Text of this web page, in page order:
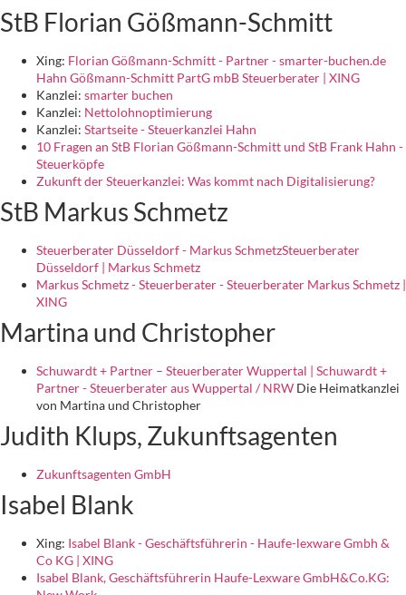
StB Florian Gößmann-Schmitt
Xing: Florian Gößmann-Schmitt - Partner - smarter-buchen.de
Hahn Gößmann-Schmitt PartG mbB Steuerberater | XING
Kanzlei: smarter buchen
Kanzlei: Nettolohnoptimierung
Kanzlei: Startseite - Steuerkanzlei Hahn
10 Fragen an StB Florian Gößmann-Schmitt und StB Frank Hahn -
Steuerköpfe
Zukunft der Steuerkanzlei: Was kommt nach Digitalisierung?
StB Markus Schmetz
Steuerberater Düsseldorf - Markus SchmetzSteuerberater
Düsseldorf | Markus Schmetz
Markus Schmetz - Steuerberater - Steuerberater Markus Schmetz |
XING
Martina und Christopher
Schuwardt + Partner – Steuerberater Wuppertal | Schuwardt +
Partner - Steuerberater aus Wuppertal / NRW Die Heimatkanzlei
von Martina und Christopher
Judith Klups, Zukunftsagenten
Zukunftsagenten GmbH
Isabel Blank
Xing: Isabel Blank - Geschäftsführerin - Haufe-lexware Gmbh &
Co KG | XING
Isabel Blank, Geschäftsführerin Haufe-Lexware GmbH&Co.KG: